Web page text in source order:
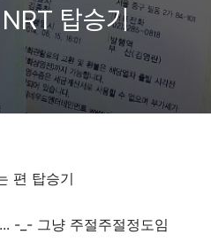
탑승기
편 탑승기
-_- 그냥 주절주절정도임